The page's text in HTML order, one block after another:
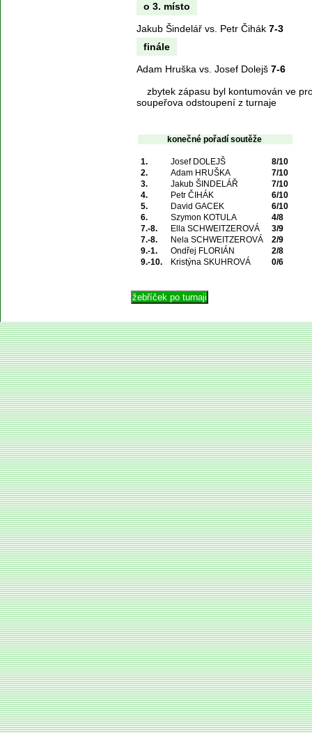
o 3. místo
Jakub Šindelář vs. Petr Čihák 7-3
finále
Adam Hruška vs. Josef Dolejš 7-6
zbytek zápasu byl kontumován ve
soupeřova odstoupení z turnaje
konečné pořadí soutěže
1. Josef DOLEJŠ
8/10
2.
Adam HRUŠKA
7/10
3.
Jakub ŠINDELÁŘ
7/10
4.
Petr ČIHÁK
6/10
5.
David GACEK
6/10
6.
Szymon KOTULA
4/8
7.-8.
Ella SCHWEITZEROVÁ
3/9
7.-8.
Nela SCHWEITZEROVÁ
2/9
9.-1.
Ondřej FLORIÁN
2/8
9.-10.
Kristýna SKUHROVÁ 0/6